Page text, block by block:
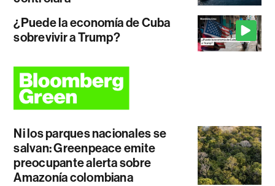
¿Puede la economía de Cuba
sobrevivir a Trump?
Ni los parques nacionales se
salvan: Greenpeace emite
preocupante alerta sobre
Amazonía colombiana